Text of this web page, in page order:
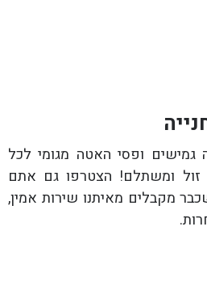
גמישים ופסי האטה מגומי לכל
זול ומשתלם! הצטרפו גם אתם
מקבלים מאיתנו שירות אמין,